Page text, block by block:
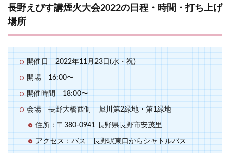
長野えびす講煙火大会2022の日程・時間・打ち上げ
場所
開催日 2022年11月23日(水・祝)
開場 16:00〜
開催時間 18:00〜
会場 長野大橋西側 犀川第2緑地・第1緑地
住所：〒380-0941 長野県長野市安茂里
アクセス：バス 長野駅東口からシャトルバス